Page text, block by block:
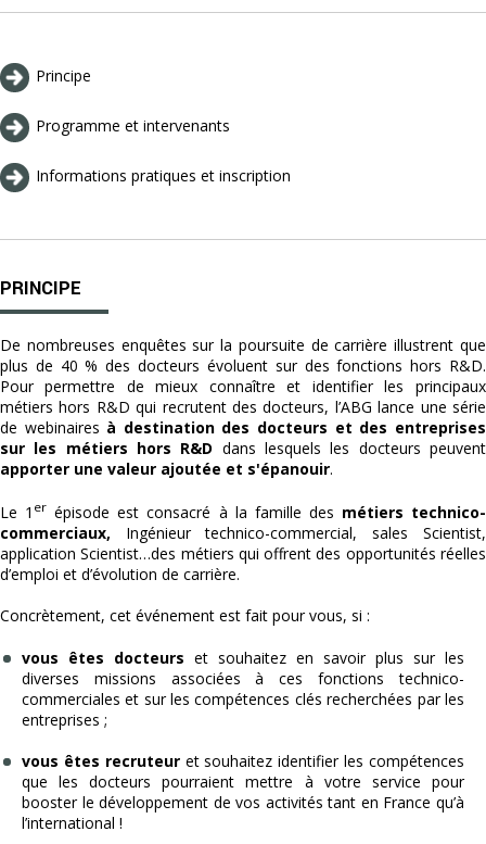
Principe
Programme et intervenants
Informations pratiques et inscription
PRINCIPE
De nombreuses enquêtes sur la poursuite de carrière illustrent que
plus de 40 % des docteurs évoluent sur des fonctions hors R&D.
Pour permettre de mieux connaître et identifier les principaux
métiers hors R&D qui recrutent des docteurs, l’ABG lance une série
de webinaires à destination des docteurs et des entreprises
sur les métiers hors R&D dans lesquels les docteurs peuvent
apporter une valeur ajoutée et s'épanouir.
Le 1 er épisode est consacré à la famille des métiers technico-
commerciaux, Ingénieur technico-commercial, sales Scientist,
application Scientist…des métiers qui offrent des opportunités réelles
d’emploi et d’évolution de carrière.
Concrètement, cet événement est fait pour vous, si :
vous êtes docteurs et souhaitez en savoir plus sur les
diverses missions associées à ces fonctions technico-
commerciales et sur les compétences clés recherchées par les
entreprises ;
vous êtes recruteuret souhaitez identifier les compétences
que les docteurs pourraient mettre à votre service pour
booster le développement de vos activités tant en France qu’à
l’international !